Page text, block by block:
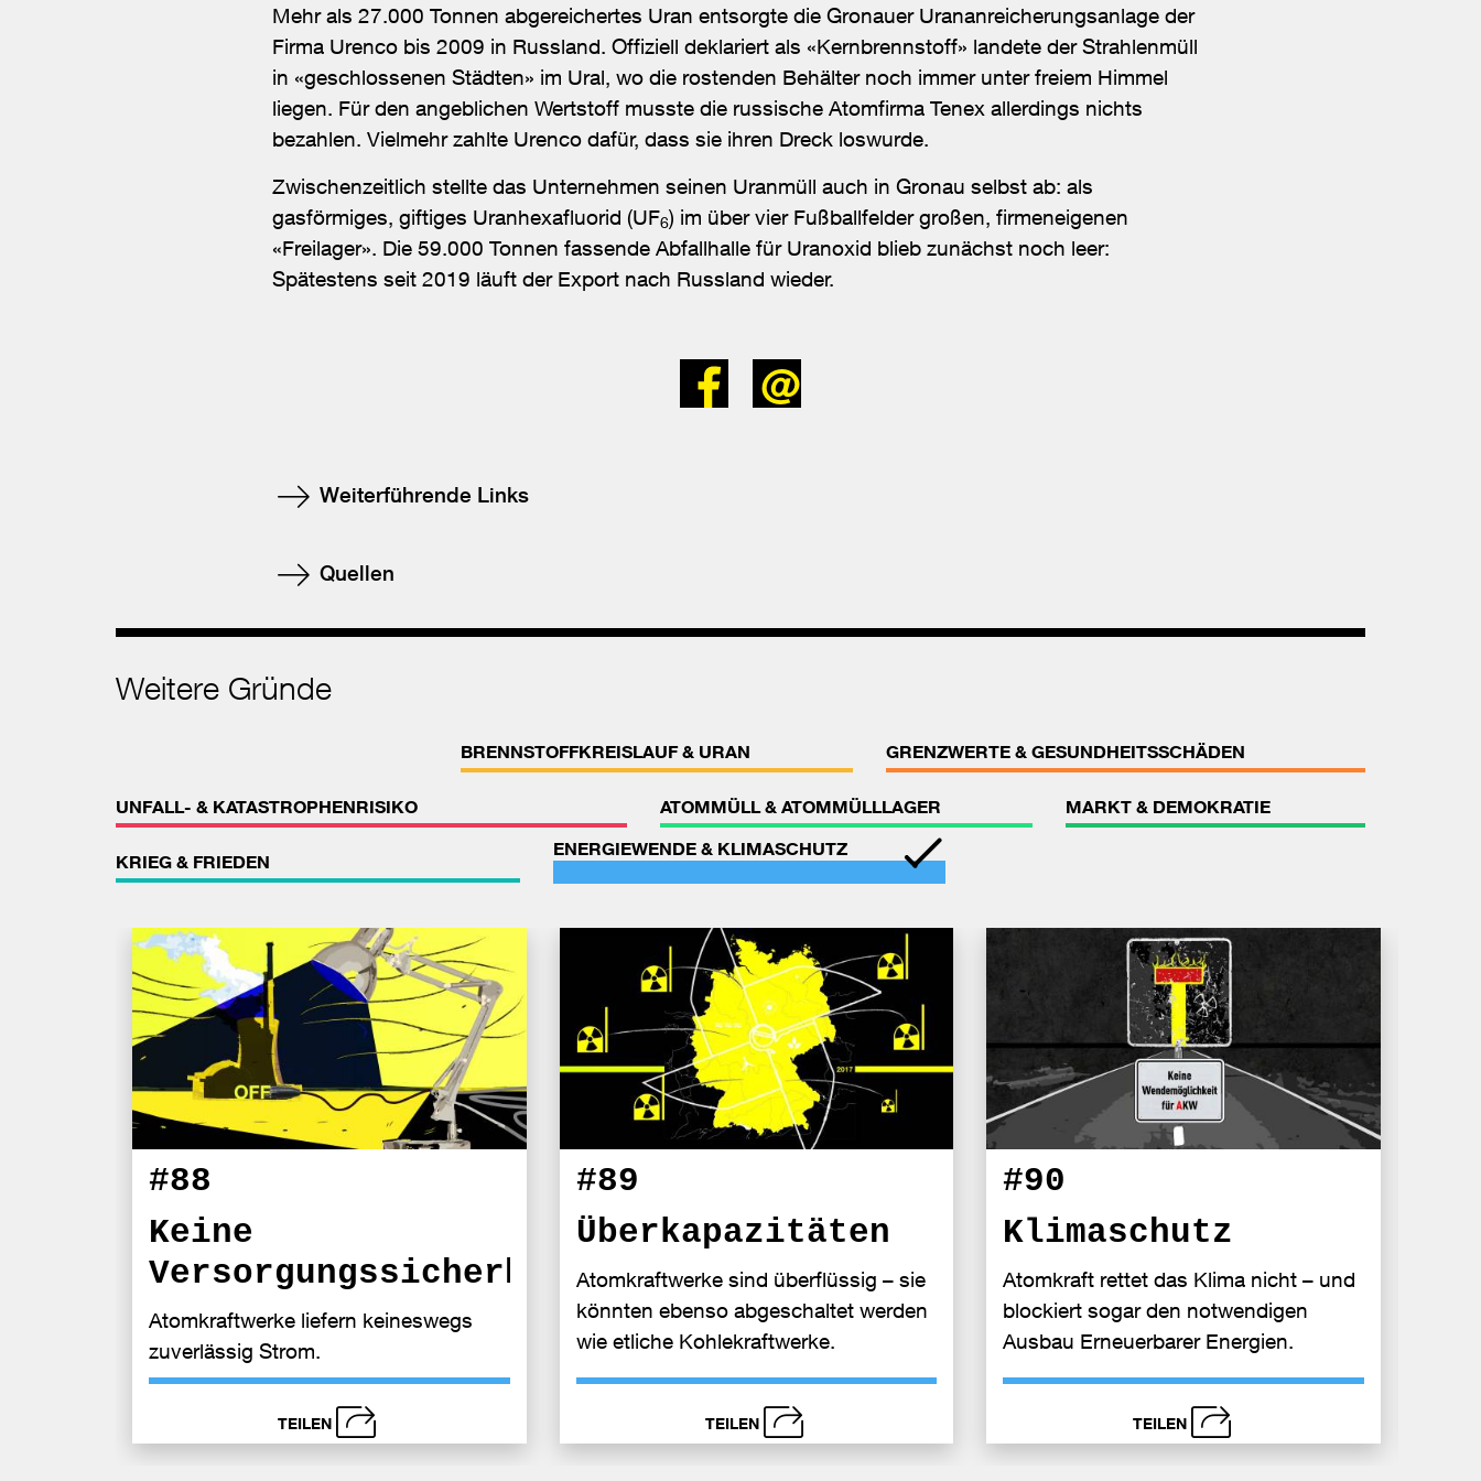
Mehr als 27.000 Tonnen abgereichertes Uran entsorgte die Gronauer Urananreicherungsanlage der
Firma Urenco bis 2009 in Russland. Offiziell deklariert als «Kernbrennstoff» landete der Strahlenmüll
in «geschlossenen Städten» im Ural, wo die rostenden Behälter noch immer unter freiem Himmel
liegen. Für den angeblichen Wertstoff musste die russische Atomfirma Tenex allerdings nichts
bezahlen. Vielmehr zahlte Urenco dafür, dass sie ihren Dreck loswurde.
Zwischenzeitlich stellte das Unternehmen seinen Uranmüll auch in Gronau selbst ab: als
gasförmiges, giftiges Uranhexafluorid (UF6) im über vier Fußballfelder großen, firmeneigenen
«Freilager». Die 59.000 Tonnen fassende Abfallhalle für Uranoxid blieb zunächst noch leer:
Spätestens seit 2019 läuft der Export nach Russland wieder.
Bei
Weiterführende Links
Quellen
Weitere Gründe
BRENNSTOFFKREISLAUF & URAN GRENZWERTE & GESUNDHEITSSCHÄDEN
UNFALL- & KATASTROPHENRISIKO ATOMMÜLL & ATOMMÜLLLAGER MARKT & DEMOKRATIE
KRIEG & FRIEDEN
ENERGIEWENDE & KLIMASCHUTZ
#88
Keine
Versorgungssicherheit
Atomkraftwerke liefern keineswegs
zuverlässig Strom.
TEILEN
#89
Überkapazitäten
Atomkraftwerke sind überflüssig – sie
könnten ebenso abgeschaltet werden
wie etliche Kohlekraftwerke.
TEILEN
#90
Klimaschutz
Atomkraft rettet das Klima nicht – und
blockiert sogar den notwendigen
Ausbau Erneuerbarer Energien.
TEILEN